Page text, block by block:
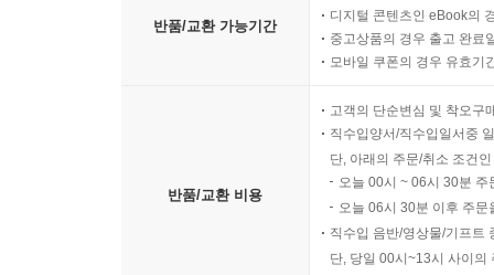
반품/교환 가능기간
디지털 콘텐츠인 eBook의
중고상품의 경우 출고 완료
모바일 쿠폰의 경우 유효기
반품/교환 비용
고객의 단순변심 및 착오구
직수입양서/직수입일서중
단, 아래의 주문/취소 조건
오늘 00시 ~ 06시 30분
오늘 06시 30분 이후 주
직수입 음반/영상물/기프트
단, 당일 00시~13시 사이의